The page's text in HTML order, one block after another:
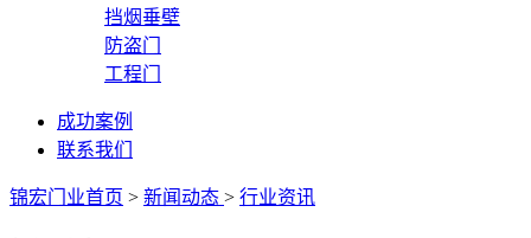
挡烟垂壁
防盗门
工程门
成功案例
联系我们
锦宏门业首页 > 新闻动态 > 行业资讯